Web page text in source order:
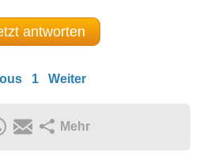
antworten
1 Weiter
Mehr